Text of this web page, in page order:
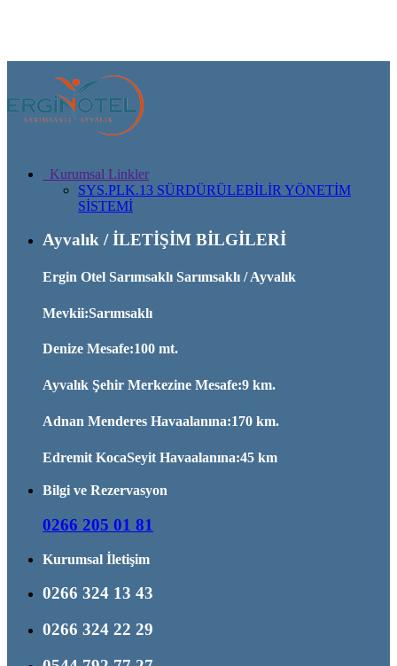
Kurumsal Linkler
SYS.PLK.13 SÜRDÜRÜLEBİLİR YÖNETİM
SİSTEMİ
Ayvalık / İLETİŞİM BİLGİLERİ
Ergin Otel Sarımsaklı Sarımsaklı / Ayvalık
Mevkii:Sarımsaklı
Denize Mesafe:100 mt.
Ayvalık Şehir Merkezine Mesafe:9 km.
Adnan Menderes Havaalanına:170 km.
Edremit KocaSeyit Havaalanına:45 km
Bilgi ve Rezervasyon
0266 205 01 81
Kurumsal İletişim
0266 324 13 43
0266 324 22 29